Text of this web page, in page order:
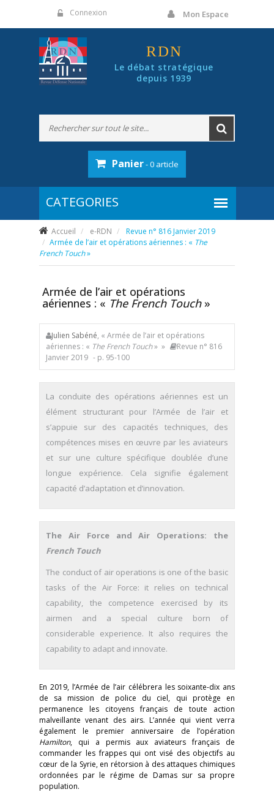
Connexion Mon Espace
RDN
Le débat stratégique
depuis 1939
Panier- 0 article
Accueil e-RDN
Revue n° 816 Janvier 2019
Armée de l’air et opérations aériennes : « The
French Touch»
Armée de l’air et opérations
aériennes : « The French Touch»
Julien Sabéné, « Armée de l’air et opérations
aériennes : « The French Touch» »
Revue n° 816
Janvier 2019 - p. 95-100
La conduite des opérations aériennes est un
élément structurant pour l’Armée de l’air et
s’appuie sur des capacités techniques, des
compétences mises en œuvre par les aviateurs
et sur une culture spécifique doublée d’une
longue expérience. Cela signifie également
capacité d’adaptation et d’innovation.
The Air Force and Air Operations: the
French Touch
The conduct of air operations is one of the basic
tasks of the Air Force: it relies on technical
capability, the competence exercised by its
airmen and a special culture born of
considerable experience. It also requires the
capability to adapt and innovate.
En 2019, l’Armée de l’air célébrera les soixante-dix ans
de sa mission de police du ciel, qui protège en
permanence les citoyens français de toute action
malveillante venant des airs. L’année qui vient verra
également le premier anniversaire de l’opération
Hamilton, qui a permis aux aviateurs français de
commander les frappes qui ont visé des objectifs au
cœur de la Syrie, en rétorsion à des attaques chimiques
ordonnées par le régime de Damas sur sa propre
population.